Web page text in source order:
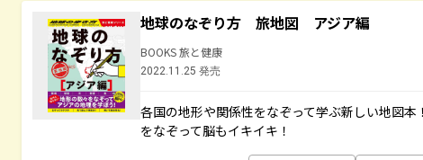
地球のなぞり方 旅地図 アジア編
BOOKS 旅と健康
2022.11.25 発売
各国の地形や関係性をなぞって学ぶ新しい地図
をなぞって脳もイキイキ！